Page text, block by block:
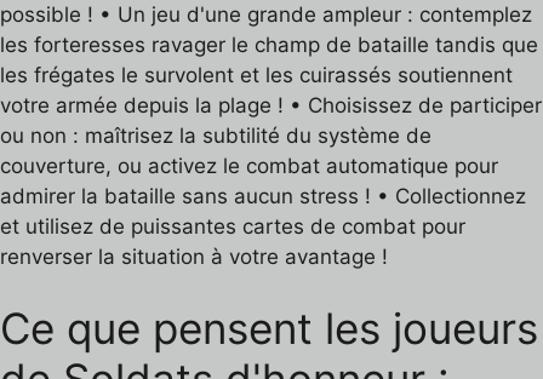
possible ! • Un jeu d'une grande ampleur : contemplez
les forteresses ravager le champ de bataille tandis que
les frégates le survolent et les cuirassés soutiennent
votre armée depuis la plage ! • Choisissez de participer
ou non : maîtrisez la subtilité du système de
couverture, ou activez le combat automatique pour
admirer la bataille sans aucun stress ! • Collectionnez
et utilisez de puissantes cartes de combat pour
renverser la situation à votre avantage !
Ce que pensent les joueurs